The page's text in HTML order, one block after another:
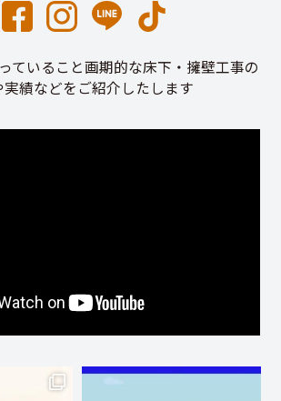
ていること画期的な床下・擁壁工事の
実績などをご紹介したします